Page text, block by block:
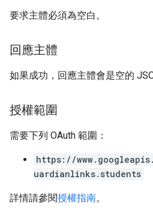
要求主體必須為空白。
回應主體
如果成功，回應主體會是空的
授權範圍
需要下列 OAuth 範圍：
https://
uardianlinks.students
詳情請參閱授權指南。